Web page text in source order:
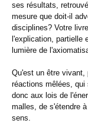
ses résultats,
mesure que doit-il
disciplines? Votre
l'explication, partielle
lumière de
Qu'est un être vivant,
réactions mêlées,
donc aux lois de
malles, de s'étendre
sens.